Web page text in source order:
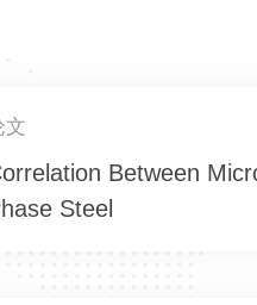
文
Between
Steel